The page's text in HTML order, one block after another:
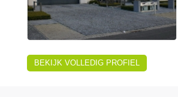
BEKIJK VOLLEDIG PROFIEL